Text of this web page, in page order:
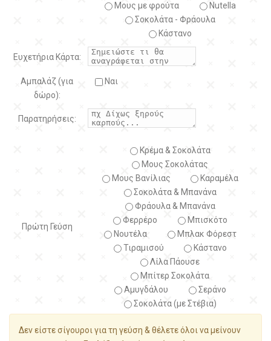
Μους με φρούτα
Nutella
Σοκολάτα - Φράουλα
Κάστανο
Ευχετήρια Κάρτα:
Αμπαλάζ (για
δώρο):
Ναι
Παρατηρήσεις:
Πρώτη Γεύση
Κρέμα & Σοκολάτα
Μους Σοκολάτας
Μους Βανίλιας
Καραμέλα
Σοκολάτα & Μπανάνα
Φράουλα & Μπανάνα
Φερρέρο
Μπισκότο
Νουτέλα
Μπλακ Φόρεστ
Τιραμισού
Κάστανο
Λίλα Πάουσε
Μπίτερ Σοκολάτα
Αμυγδάλου
Σεράνο
Σοκολάτα (με Στέβια)
Δεν είστε σίγουροι για τη γεύση & θέλετε όλοι να μείνουν